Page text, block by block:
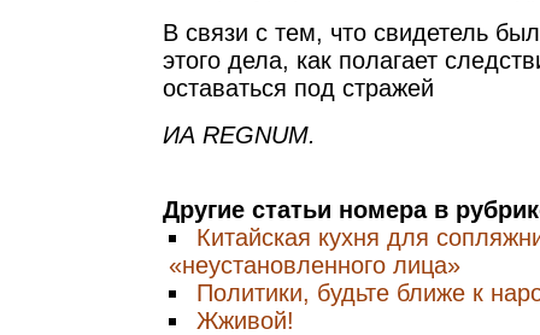
В связи с тем, что свидетель
этого дела, как полагает
оставаться под стражей
ИА REGNUM.
Другие статьи номера в
Китайская кухня для
«неустановленного лица»
Политики, будьте ближе к
Жживой!